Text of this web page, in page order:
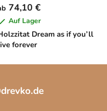
Dream as if you’ll
forever
74,10 €
Auf Lager
drevko.de